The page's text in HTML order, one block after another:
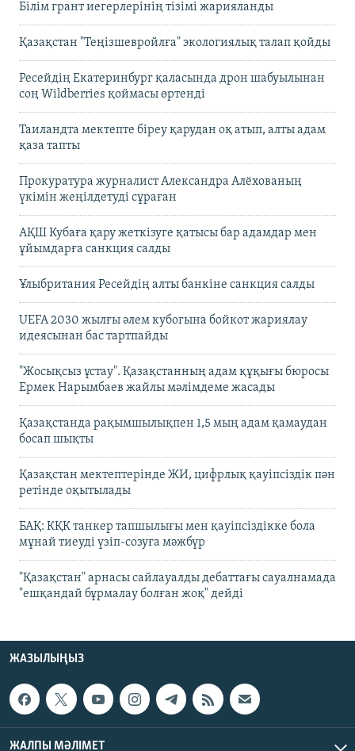
Білім грант иегерлерінің тізімі жарияланды
Қазақстан "Теңізшевройлға" экологиялық талап қойды
Ресейдің Екатеринбург қаласында дрон шабуылынан
соң Wildberries қоймасы өртенді
Таиландта мектепте біреу қарудан оқ атып, алты адам
қаза тапты
Прокуратура журналист Александра Алёхованың
үкімін жеңілдетуді сұраған
АҚШ Кубаға қару жеткізуге қатысы бар адамдар мен
ұйымдарға санкция салды
Ұлыбритания Ресейдің алты банкіне санкция салды
UEFA 2030 жылғы әлем кубогына бойкот жариялау
идеясынан бас тартпайды
"Жосықсыз ұстау". Қазақстанның адам құқығы бюросы
Ермек Нарымбаев жайлы мәлімдеме жасады
Қазақстанда рақымшылықпен 1,5 мың адам қамаудан
босап шықты
Қазақстан мектептерінде ЖИ, цифрлық қауіпсіздік пән
ретінде оқытылады
БАҚ: КҚК танкер тапшылығы мен қауіпсіздікке бола
мұнай тиеуді үзіп-созуға мәжбүр
"Қазақстан" арнасы сайлауалды дебаттағы сауалнамада
"ешқандай бұрмалау болған жоқ" дейді
ЖАЗЫЛЫҢЫЗ
ЖАЛПЫ МӘЛІМЕТ